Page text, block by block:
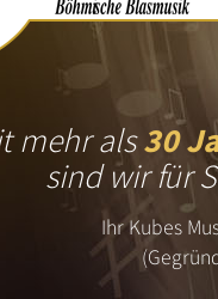
mehr als30
sind wir für
Ihr Kubes